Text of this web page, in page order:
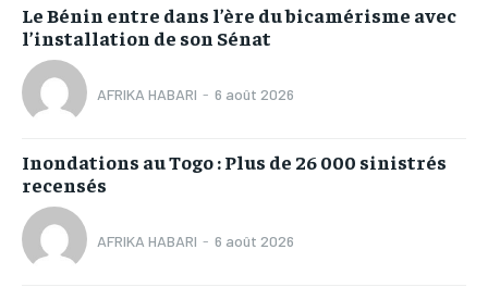
Le Bénin entre dans l’ère du bicamérisme avec
l’installation de son Sénat
AFRIKA HABARI - 6 août 2026
Inondations au Togo : Plus de 26 000 sinistrés
recensés
AFRIKA HABARI - 6 août 2026